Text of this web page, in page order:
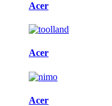
Acer
Acer
Acer